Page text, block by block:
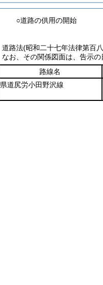
○道路の供用の開始
道路法(昭和二十七年法律第百
なお、その関係図面は、告示
路線名
県道尻労小田野沢線